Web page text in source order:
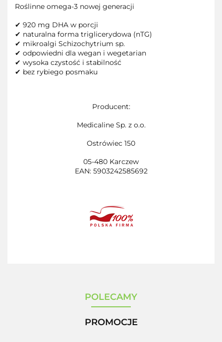
Roślinne omega-3 nowej generacji
✔ 920 mg DHA w porcji
✔ naturalna forma triglicerydowa (nTG)
✔ mikroalgi Schizochytrium sp.
✔ odpowiedni dla wegan i wegetarian
✔ wysoka czystość i stabilność
✔ bez rybiego posmaku
Producent:
Medicaline Sp. z o.o.
Ostrówiec 150
05-480 Karczew
EAN:5903242585692
POLECAMY
PROMOCJE